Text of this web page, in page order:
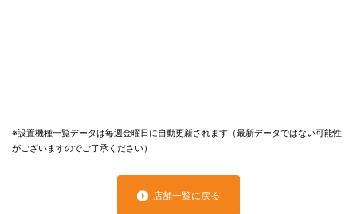
※設置機種一覧データは毎週金曜日に自動更新されます（最新データではない可能性
がございますのでご了承ください）
店舗一覧に戻る